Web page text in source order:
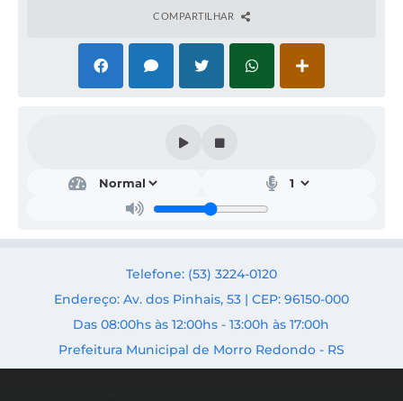
de e
a:
Augu
Wah
ast
COMPARTILHAR
Telefone: (53) 3224-0120
Endereço: Av. dos Pinhais, 53 | CEP: 96150-000
Das 08:00hs às 12:00hs - 13:00h às 17:00h
Prefeitura Municipal de Morro Redondo - RS